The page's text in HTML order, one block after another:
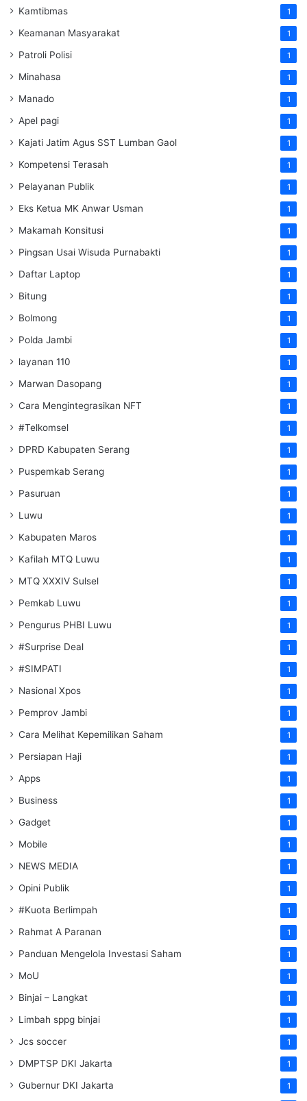
Kamtibmas 1
Keamanan Masyarakat 1
Patroli Polisi 1
Minahasa 1
Manado 1
Apel pagi 1
Kajati Jatim Agus SST Lumban Gaol 1
Kompetensi Terasah 1
Pelayanan Publik 1
Eks Ketua MK Anwar Usman 1
Makamah Konsitusi 1
Pingsan Usai Wisuda Purnabakti 1
Daftar Laptop 1
Bitung 1
Bolmong 1
Polda Jambi 1
layanan 110 1
Marwan Dasopang 1
Cara Mengintegrasikan NFT 1
#Telkomsel 1
DPRD Kabupaten Serang 1
Puspemkab Serang 1
Pasuruan 1
Luwu 1
Kabupaten Maros 1
Kafilah MTQ Luwu 1
MTQ XXXIV Sulsel 1
Pemkab Luwu 1
Pengurus PHBI Luwu 1
#Surprise Deal 1
#SIMPATI 1
Nasional Xpos 1
Pemprov Jambi 1
Cara Melihat Kepemilikan Saham 1
Persiapan Haji 1
Apps 1
Business 1
Gadget 1
Mobile 1
NEWS MEDIA 1
Opini Publik 1
#Kuota Berlimpah 1
Rahmat A Paranan 1
Panduan Mengelola Investasi Saham 1
MoU 1
Binjai – Langkat 1
Limbah sppg binjai 1
Jcs soccer 1
DMPTSP DKI Jakarta 1
Gubernur DKI Jakarta 1